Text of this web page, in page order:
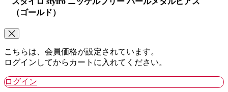
（ゴールド）
こちらは、会員価格が設定されています。
ログインしてからカートに入れてください。
ログイン